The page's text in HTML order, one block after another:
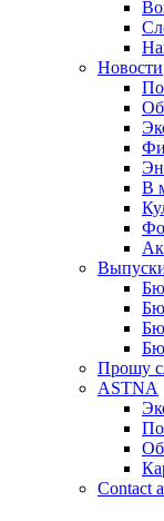
Новости
В
Прошу
ASTNA
Contact